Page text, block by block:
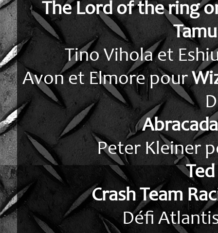
The Lord of the ring
Tino Vihola et
Avon et Elmore pour
Peter Kleiner
Crash Team
Défi